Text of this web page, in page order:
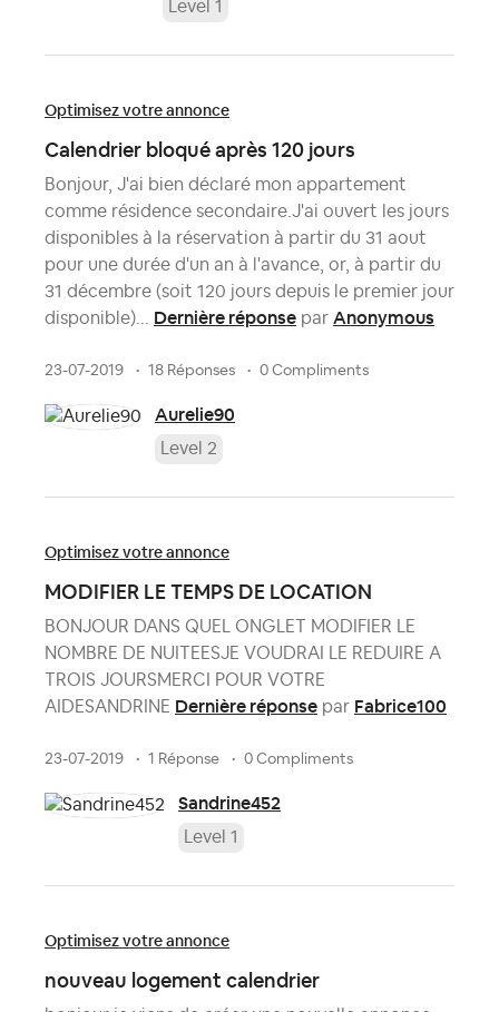
Level 1
Optimisez votre annonce
Calendrier bloqué après 120 jours
Bonjour, J'ai bien déclaré mon appartement
comme résidence secondaire.J'ai ouvert les jours
disponibles à la réservation à partir du 31 aout
pour une durée d'un an à l'avance, or, à partir du
31 décembre (soit 120 jours depuis le premier jour
disponible)... Dernière réponse par Anonymous
23-07-2019 18 Réponses 0 Compliments
Aurelie90
Level 2
Optimisez votre annonce
MODIFIER LE TEMPS DE LOCATION
BONJOUR DANS QUEL ONGLET MODIFIER LE
NOMBRE DE NUITEESJE VOUDRAI LE REDUIRE A
TROIS JOURSMERCI POUR VOTRE
AIDESANDRINE Dernière réponse par Fabrice100
23-07-2019 1 Réponse 0 Compliments
Sandrine452
Level 1
Optimisez votre annonce
nouveau logement calendrier